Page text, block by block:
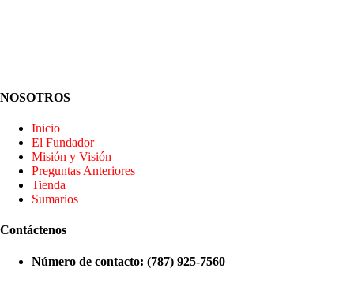
NOSOTROS
Inicio
El Fundador
Misión y Visión
Preguntas Anteriores
Tienda
Sumarios
Contáctenos
Número de contacto: (787) 925-7560